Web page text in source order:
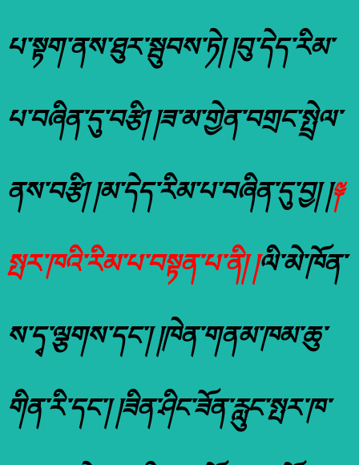
པ་སྟག་ནས་ཐུར་སྦུབས་ཏེ། །བུ་དེད་རིམ་
པ་བཞིན་དུ་བརྩི། །ཟ་མ་གྱེན་བགྲང་སྤྲེལ་
ནས་བརྩི། །མ་དེད་རིམ་པ་བཞིན་དུ་བྱ། །༈
སྤར་ཁའི་རིམ་པ་བསྟན་པ་ནི། །ལི་མེ་ཁོན་
ས་དྭ་ལྕགས་དང་། །ཁེན་གནམ་ཁམ་ཆུ་
གིན་རི་དང་། །ཟིན་ཤིང་ཟོན་རླུང་སྤར་ཁ་